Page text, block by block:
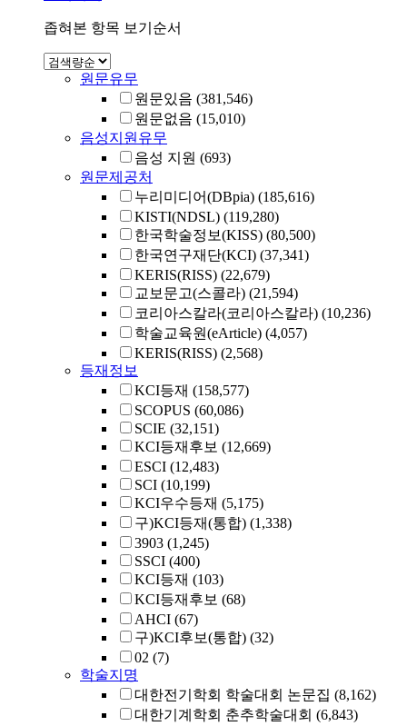
좁혀본 항목 보기순서
원문유무
원문있음 (381,546)
원문없음 (15,010)
음성지원유무
음성 지원 (693)
원문제공처
누리미디어(DBpia) (185,616)
KISTI(NDSL) (119,280)
한국학술정보(KISS) (80,500)
한국연구재단(KCI) (37,341)
KERIS(RISS) (22,679)
교보문고(스콜라) (21,594)
코리아스칼라(코리아스칼라) (10,236)
학술교육원(eArticle) (4,057)
KERIS(RISS) (2,568)
등재정보
KCI등재 (158,577)
SCOPUS (60,086)
SCIE (32,151)
KCI등재후보 (12,669)
ESCI (12,483)
SCI (10,199)
KCI우수등재 (5,175)
구)KCI등재(통합) (1,338)
3903 (1,245)
SSCI (400)
KCI등재 (103)
KCI등재후보 (68)
AHCI (67)
구)KCI후보(통합) (32)
02 (7)
학술지명
대한전기학회 학술대회 논문집 (8,162)
대한기계학회 춘추학술대회 (6,843)